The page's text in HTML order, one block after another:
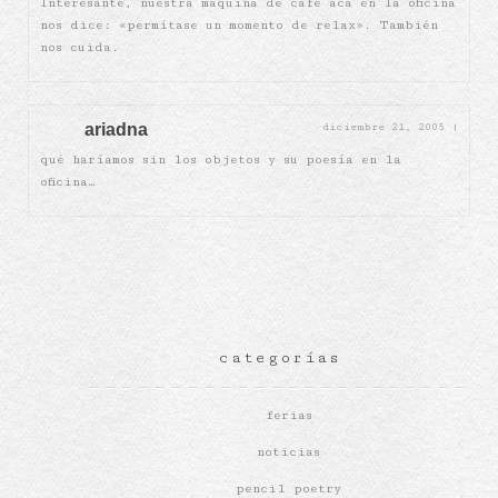
nos dice: «permítase un momento de relax». También
nos cuida.
ariadna diciembre 21, 2005 |
qué haríamos sin los objetos y su poesía en la
oficina…
categorías
ferias
noticias
pencil poetry